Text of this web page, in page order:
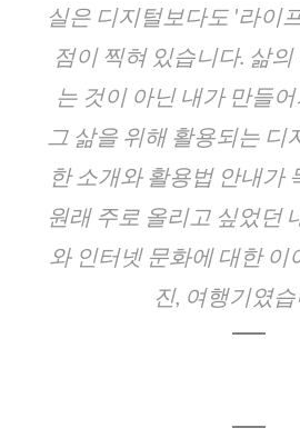
실은 디지털보다도 '라이
점이 찍혀 있습니다. 삶
는 것이 아닌 내가 만들
그 삶을 위해 활용되는 디
한 소개와 활용법 안내가
원래 주로 올리고 싶었던
와 인터넷 문화에 대한 이
진, 여행기였습